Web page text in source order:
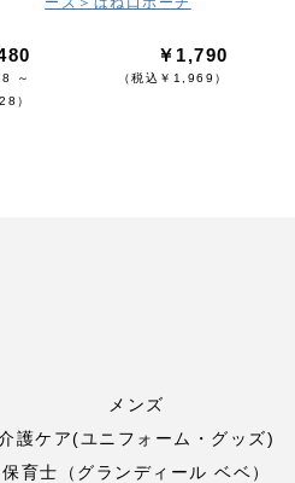
～
）
￥1,790
（税込￥1,969）
メンズ
護ケア(ユニフォーム・グッズ)
保育士（グランディール ベベ）